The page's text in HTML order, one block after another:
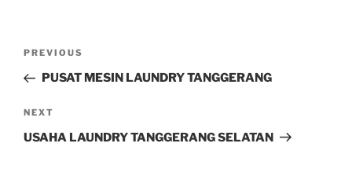
PREVIOUS
PUSAT MESIN LAUNDRY TANGGERANG
NEXT
USAHA LAUNDRY TANGGERANG SELATAN